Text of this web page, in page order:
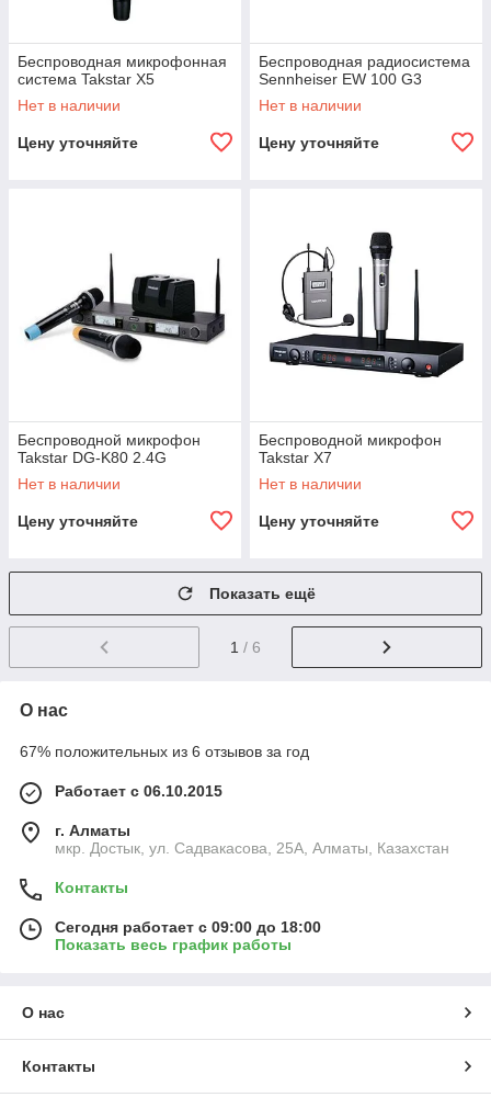
Беспроводная микрофонная
система Takstar X5
Нет в наличии
Цену уточняйте
Беспроводная радиосистема
Sennheiser EW 100 G3
Нет в наличии
Цену уточняйте
Беспроводной микрофон
Takstar DG-K80 2.4G
Нет в наличии
Цену уточняйте
Беспроводной микрофон
Takstar X7
Нет в наличии
Цену уточняйте
Показать ещё
1 / 6
О нас
67% положительных из 6 отзывов за год
Работает с 06.10.2015
г. Алматы
мкр. Достык, ул. Садвакасова, 25А, Алматы, Казахстан
Контакты
Сегодня работает с 09:00 до 18:00
Показать весь график работы
О нас
Контакты